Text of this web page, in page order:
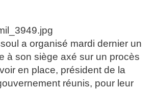
a organisé mardi dernier un
à son siège axé sur un procès
en place, président de la
réunis, pour leur